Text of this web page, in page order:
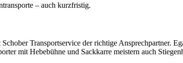
– auch kurzfristig.
Transportservice der richtige Ansprechpartner.
mit Hebebühne und Sackkarre meistern auch